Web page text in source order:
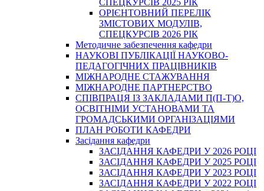
СПЕЦКУРСІВ 2025 РІК
ОРІЄНТОВНИЙ ПЕРЕЛІК
ЗМІСТОВИХ МОДУЛІВ,
СПЕЦКУРСІВ 2026 РІК
Методичне забезпечення кафедри
НАУКОВІ ПУБЛІКАЦІЇ НАУКОВО-
ПЕДАГОГІЧНИХ ПРАЦІВНИКІВ
МІЖНАРОДНЕ СТАЖУВАННЯ
МІЖНАРОДНЕ ПАРТНЕРСТВО
СПІВПРАЦЯ ІЗ ЗАКЛАДАМИ П(П-Т)О,
ОСВІТНІМИ УСТАНОВАМИ ТА
ГРОМАДСЬКИМИ ОРГАНІЗАЦІЯМИ
ПЛАН РОБОТИ КАФЕДРИ
Засідання кафедри
ЗАСІДАННЯ КАФЕДРИ У 2026 РОЦІ
ЗАСІДАННЯ КАФЕДРИ У 2025 РОЦІ
ЗАСІДАННЯ КАФЕДРИ У 2023 РОЦІ
ЗАСІДАННЯ КАФЕДРИ У 2022 РОЦІ